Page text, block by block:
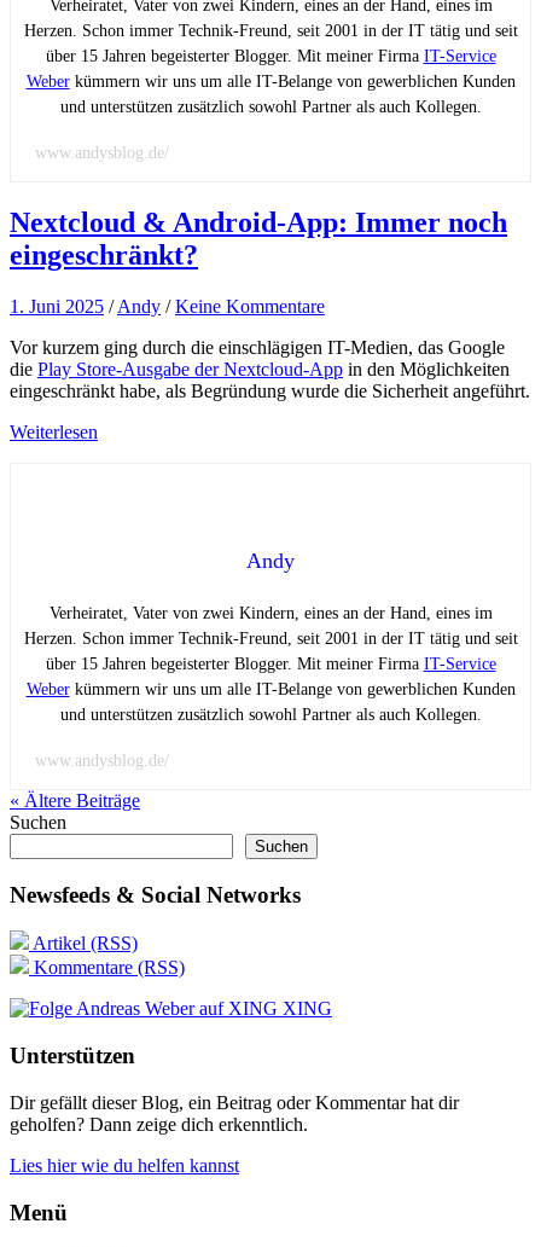
Verheiratet, Vater von zwei Kindern, eines an der Hand, eines im
Herzen. Schon immer Technik-Freund, seit 2001 in der IT tätig und seit
über 15 Jahren begeisterter Blogger. Mit meiner Firma IT-Service
Weberkümmern wir uns um alle IT-Belange von gewerblichen Kunden
und unterstützen zusätzlich sowohl Partner als auch Kollegen.
www.andysblog.de/
Nextcloud & Android-App: Immer noch
eingeschränkt?
1. Juni 2025 /Andy /Keine Kommentare
Vor kurzem ging durch die einschlägigen IT-Medien, das Google
die Play Store-Ausgabe der Nextcloud-App in den Möglichkeiten
eingeschränkt habe, als Begründung wurde die Sicherheit angeführt.
Weiterlesen
Andy
Verheiratet, Vater von zwei Kindern, eines an der Hand, eines im
Herzen. Schon immer Technik-Freund, seit 2001 in der IT tätig und seit
über 15 Jahren begeisterter Blogger. Mit meiner Firma IT-Service
Weberkümmern wir uns um alle IT-Belange von gewerblichen Kunden
und unterstützen zusätzlich sowohl Partner als auch Kollegen.
www.andysblog.de/
« Ältere Beiträge
Suchen
Suchen
Newsfeeds & Social Networks
Artikel (RSS)
Kommentare (RSS)
XING
Unterstützen
Dir gefällt dieser Blog, ein Beitrag oder Kommentar hat dir
geholfen? Dann zeige dich erkenntlich.
Lies hier wie du helfen kannst
Menü